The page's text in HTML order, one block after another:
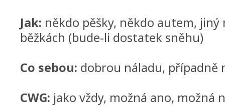
Jak: někdo pěšky, někdo autem, jiný
běžkách (bude-li dostatek sněhu)
Co sebou: dobrou náladu, případně
CWG: jako vždy, možná ano, možná